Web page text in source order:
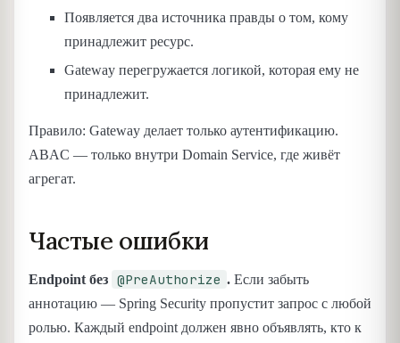
Появляется два источника правды о том, кому
принадлежит ресурс.
Gateway перегружается логикой, которая ему не
принадлежит.
Правило: Gateway делает только аутентификацию.
ABAC — только внутри Domain Service, где живёт
агрегат.
Частые ошибки
Endpoint без @PreAuthorize . Если забыть
аннотацию — Spring Security пропустит запрос с любой
ролью. Каждый endpoint должен явно объявлять, кто к